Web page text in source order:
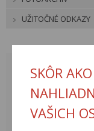
SKÔR
VAŠICH
UŽITOČNÉ ODKAZY